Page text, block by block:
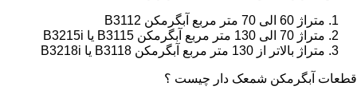
متراژ 60 الی 70 متر مربع آبگرمکن B3112
متراژ 70 الی 130 متر مربع آبگرمکن B3115 یا B3215i
متراژ بالاتر از 130 متر مربع آبگرمکن B3118 یا B3218i
قطعات آبگرمکن شمعک دار چیست ؟